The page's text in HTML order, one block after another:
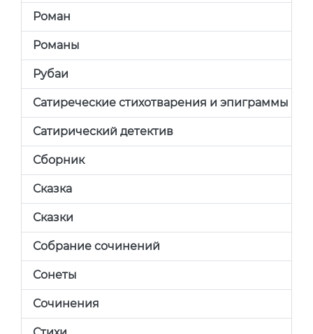
Роман
Романы
Рубаи
Сатиреческие стихотварения и эпиграммы
Сатирический детектив
Сборник
Сказка
Сказки
Собрание сочинений
Сонеты
Сочинения